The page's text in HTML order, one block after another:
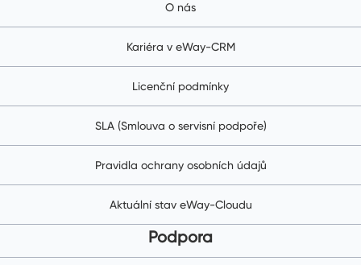
O nás
Kariéra v eWay-CRM
Licenční podmínky
SLA (Smlouva o servisní podpoře)
Pravidla ochrany osobních údajů
Aktuální stav eWay-Cloudu
Podpora